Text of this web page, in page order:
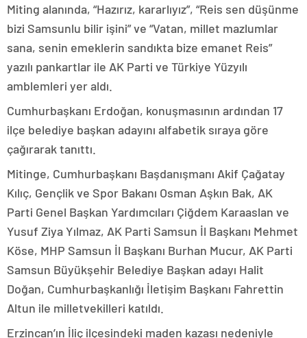
Miting alanında, “Hazırız, kararlıyız”, “Reis sen düşünme
bizi Samsunlu bilir işini” ve “Vatan, millet mazlumlar
sana, senin emeklerin sandıkta bize emanet Reis”
yazılı pankartlar ile AK Parti ve Türkiye Yüzyılı
amblemleri yer aldı.
Cumhurbaşkanı Erdoğan, konuşmasının ardından 17
ilçe belediye başkan adayını alfabetik sıraya göre
çağırarak tanıttı.
Mitinge, Cumhurbaşkanı Başdanışmanı Akif Çağatay
Kılıç, Gençlik ve Spor Bakanı Osman Aşkın Bak, AK
Parti Genel Başkan Yardımcıları Çiğdem Karaaslan ve
Yusuf Ziya Yılmaz, AK Parti Samsun İl Başkanı Mehmet
Köse, MHP Samsun İl Başkanı Burhan Mucur, AK Parti
Samsun Büyükşehir Belediye Başkan adayı Halit
Doğan, Cumhurbaşkanlığı İletişim Başkanı Fahrettin
Altun ile milletvekilleri katıldı.
Erzincan’ın İliç ilçesindeki maden kazası nedeniyle